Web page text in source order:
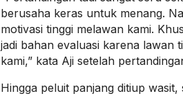
berusaha keras untuk menang.
motivasi tinggi melawan kami.
jadi bahan evaluasi karena lawan
kami,” kata Aji setelah
Hingga peluit panjang ditiup